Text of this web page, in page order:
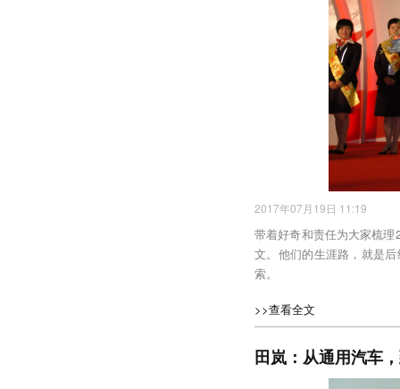
2017年07月19日 11:19
带着好奇和责任为大家梳
文。他们的生涯路，就是
索。
>>查看全文
田岚：从通用汽车